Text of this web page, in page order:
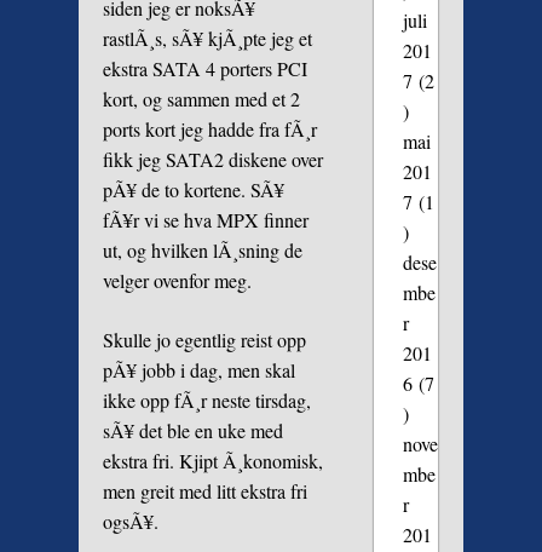
siden jeg er noksÃ¥
rastlÃ¸s, sÃ¥ kjÃ¸pte jeg et
ekstra SATA 4 porters PCI
kort, og sammen med et 2
ports kort jeg hadde fra fÃ¸r
fikk jeg SATA2 diskene over
pÃ¥ de to kortene. SÃ¥
fÃ¥r vi se hva MPX finner
ut, og hvilken lÃ¸sning de
velger ovenfor meg.
Skulle jo egentlig reist opp
pÃ¥ jobb i dag, men skal
ikke opp fÃ¸r neste tirsdag,
sÃ¥ det ble en uke med
ekstra fri. Kjipt Ã¸konomisk,
men greit med litt ekstra fri
ogsÃ¥.
juli
201
7 (2
)
mai
201
7 (1
)
dese
mbe
r
201
6(7
)
nove
mbe
r
201